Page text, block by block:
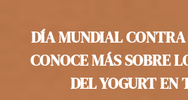
DÍA MUNDIAL
CONOCE MÁS SOBRE
DEL YOGURT EN